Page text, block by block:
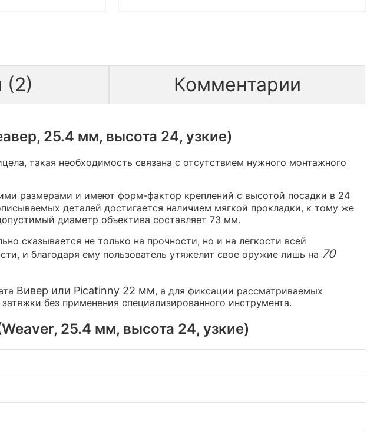
(2) Комментарии
25.4 мм, высота 24, узкие)
такая необходимость связана с отсутствием нужного монтажного
размерами и имеют форм-фактор креплений с высотой посадки в 24
деталей достигается наличием мягкой прокладки, к тому же
диаметр объектива составляет 73 мм.
сказывается не только на прочности, но и на легкости всей
и благодаря ему пользователь утяжелит свое оружие лишь на 70
Вивер или Picatinny 22 мм, а для фиксации рассматриваемых
без применения специализированного инструмента.
25.4 мм, высота 24, узкие)